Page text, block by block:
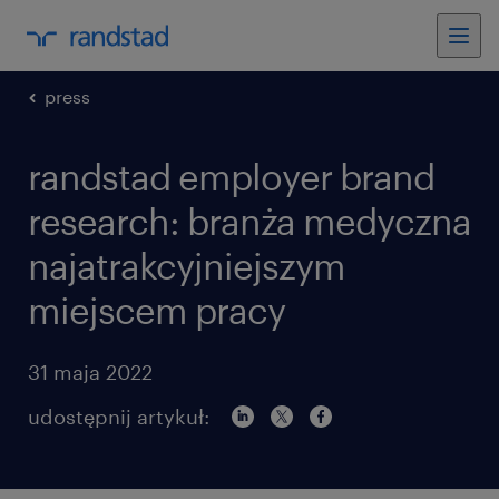
press
randstad employer brand
research: branża medyczna
najatrakcyjniejszym
miejscem pracy
31 maja 2022
udostępnij artykuł: